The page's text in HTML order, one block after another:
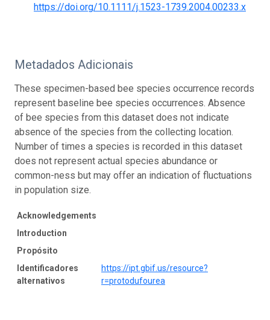
https://doi.org/10.1111/j.1523-1739.2004.00233.x
Metadados Adicionais
These specimen-based bee species occurrence records
represent baseline bee species occurrences. Absence
of bee species from this dataset does not indicate
absence of the species from the collecting location.
Number of times a species is recorded in this dataset
does not represent actual species abundance or
common-ness but may offer an indication of fluctuations
in population size.
Acknowledgements
Introduction
Propósito
Identificadores
alternativos
https://ipt.gbif.us/resource?
r=protodufourea